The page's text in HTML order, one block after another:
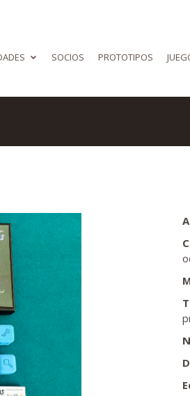
SOCIOS PROTOTIPOS